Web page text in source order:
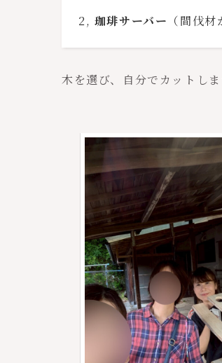
2, 珈琲サーバー （間伐材
木を選び、自分でカットし